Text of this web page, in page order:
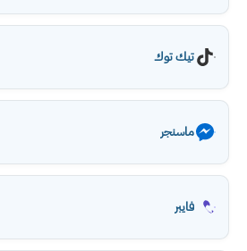
تيك توك
ماسنجر
فايبر